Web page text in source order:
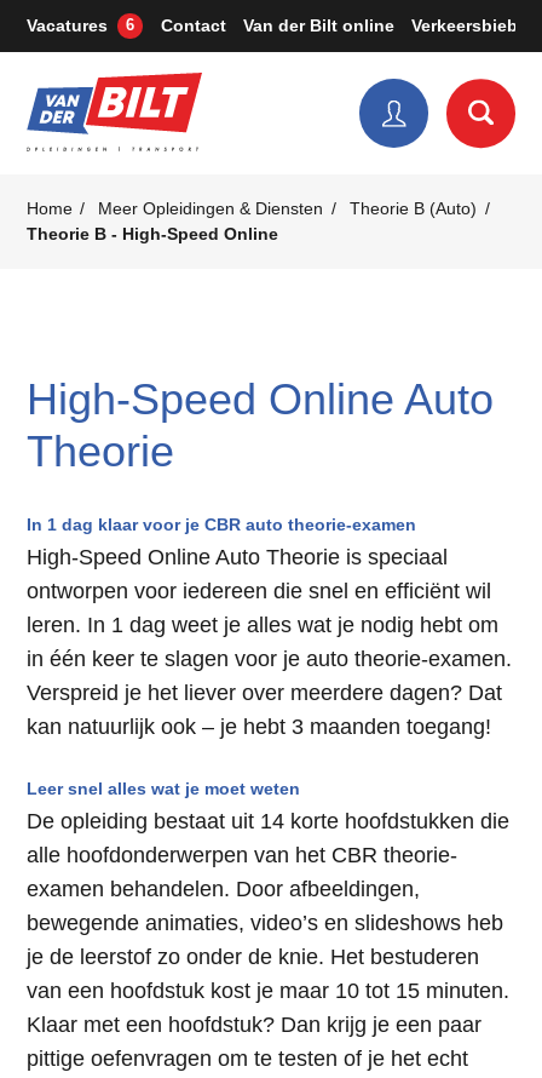
Vacatures 6 Contact Van der Bilt online Verkeersbieb
Home Meer Opleidingen & Diensten
Theorie B (Auto)
Theorie B - High-Speed Online
High-Speed Online Auto
Theorie
In 1 dag klaar voor je CBR auto theorie-examen
High-Speed Online Auto Theorie is speciaal
ontworpen voor iedereen die snel en efficiënt wil
leren. In 1 dag weet je alles wat je nodig hebt om
in één keer te slagen voor je auto theorie-examen.
Verspreid je het liever over meerdere dagen? Dat
kan natuurlijk ook – je hebt 3 maanden toegang!
Leer snel alles wat je moet weten
De opleiding bestaat uit 14 korte hoofdstukken die
alle hoofdonderwerpen van het CBR theorie-
examen behandelen. Door afbeeldingen,
bewegende animaties, video’s en slideshows heb
je de leerstof zo onder de knie. Het bestuderen
van een hoofdstuk kost je maar 10 tot 15 minuten.
Klaar met een hoofdstuk? Dan krijg je een paar
pittige oefenvragen om te testen of je het echt